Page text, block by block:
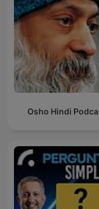
Osho Hindi